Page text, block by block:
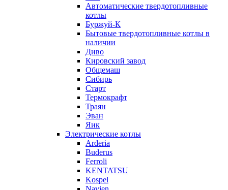
Автоматические твердотопливные
котлы
Буржуй-К
Бытовые твердотопливные котлы в
наличии
Диво
Кировский завод
Общемаш
Сибирь
Старт
Термокрафт
Траян
Эван
Яик
Электрические котлы
Arderia
Buderus
Ferroli
KENTATSU
Kospel